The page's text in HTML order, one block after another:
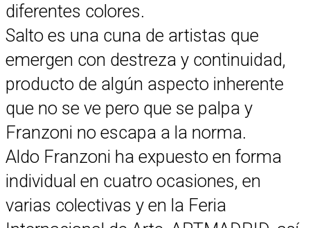
diferentes colores.
Salto es una cuna de artistas que
emergen con destreza y continuidad,
producto de algún aspecto inherente
que no se ve pero que se palpa y
Franzoni no escapa a la norma.
Aldo Franzoni ha expuesto en forma
individual en cuatro ocasiones, en
varias colectivas y en la Feria